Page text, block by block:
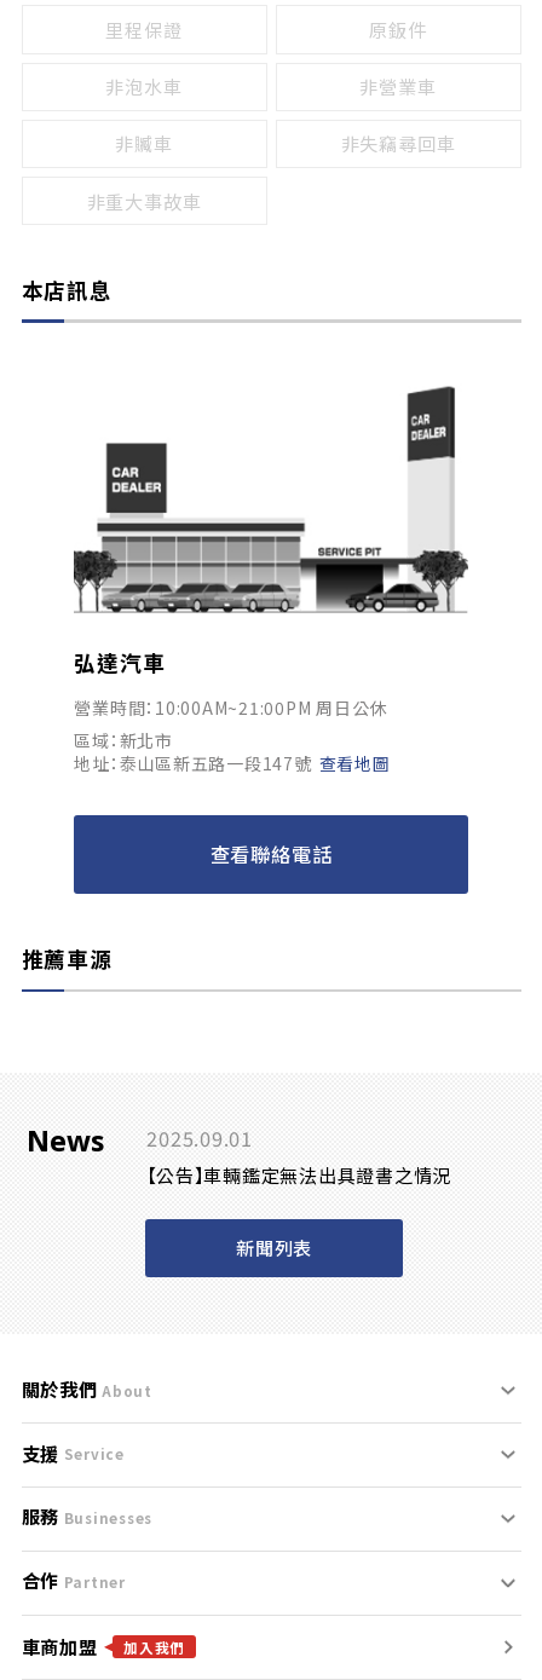
里程保證 原鈑件
非泡水車 非營業車
非贓車 非失竊尋回車
非重大事故車
本店訊息
弘達汽車
營業時間：10:00AM~21:00PM 周日公休
區域：新北市
地址：泰山區新五路一段147號 查看地圖
查看聯絡電話
推薦車源
News 2025.09.01
【公告】車輛鑑定無法出具證書之情況
新聞列表
關於我們 About
刊登規範
服務條款
免責聲明
隱私權政策
支援 Service
支援中心
聯絡我們
服務 Businesses
什麼是Goo鑑定？
找好車
合作 Partner
合作夥伴
車商加盟 加入我們